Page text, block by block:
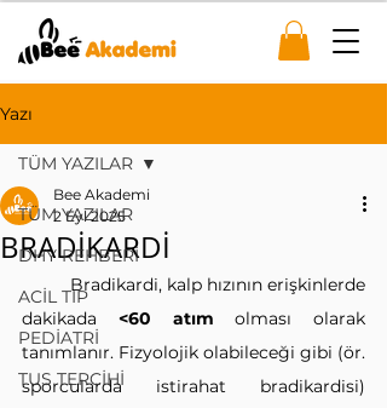
Yazı
TÜM YAZILAR
DHY REHBERİ
ACİL TIP
PEDİATRİ
TUS TERCİHİ
TÜM YAZILAR
BRADİKARDİ
Bee Akademi
2 Eyl 2025
	Bradikardi, kalp hızının erişkinlerde
dakikada <60 atım olması olarak
tanımlanır. Fizyolojik olabileceği gibi (ör.
sporcularda istirahat bradikardisi)